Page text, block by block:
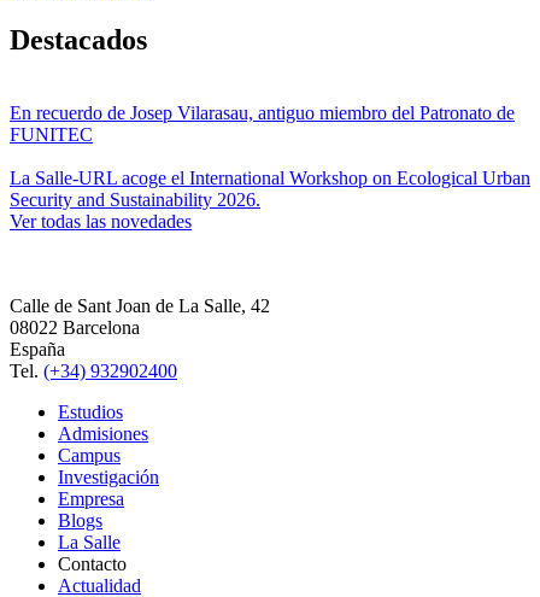
Destacados
En recuerdo de Josep Vilarasau, antiguo miembro del Patronato de
FUNITEC
La Salle-URL acoge el International Workshop on Ecological Urban
Security and Sustainability 2026.
Ver todas las novedades
Calle de Sant Joan de La Salle, 42
08022 Barcelona
España
Tel. (+34) 932902400
Estudios
Admisiones
Campus
Investigación
Empresa
Blogs
La Salle
Contacto
Actualidad